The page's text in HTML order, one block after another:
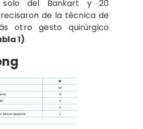
solo del Bankart y 20
de la técnica de
otro gesto quirúrgico
1).